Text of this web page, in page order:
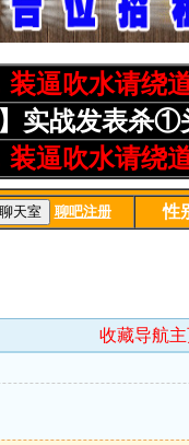
收藏导航